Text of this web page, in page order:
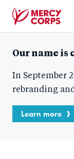
Corps
Our name is
In September
rebranding
Learn more